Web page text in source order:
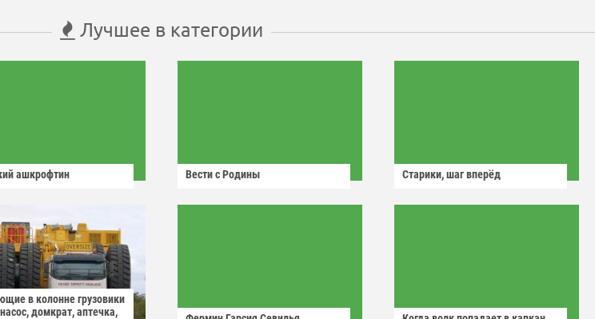
Лучшее в категории
ашкрофтин Вести с Родины Старики, шаг вперёд
в колонне грузовики
домкрат, аптечка,